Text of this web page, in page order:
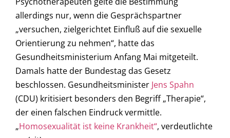
allerdings nur, wenn die Gesprächspartner
„versuchen, zielgerichtet Einfluß auf die sexuelle
Orientierung zu nehmen“, hatte das
Gesundheitsministerium Anfang Mai mitgeteilt.
Damals hatte der Bundestag das Gesetz
beschlossen. Gesundheitsminister Jens Spahn
(CDU) kritisiert besonders den Begriff „Therapie“,
der einen falschen Eindruck vermittle.
„Homosexualität ist keine Krankheit“, verdeutlichte